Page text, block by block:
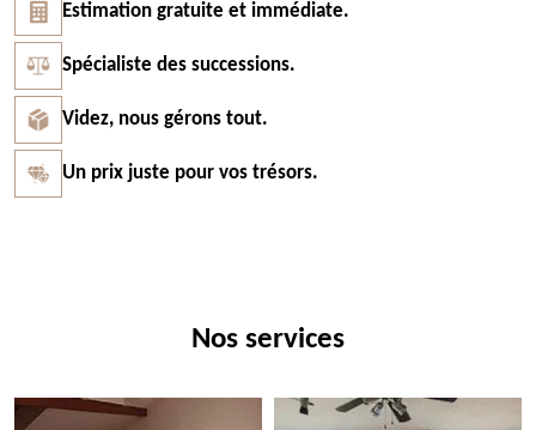
Estimation gratuite et immédiate.
Spécialiste des successions.
Videz, nous gérons tout.
Un prix juste pour vos trésors.
Nos services